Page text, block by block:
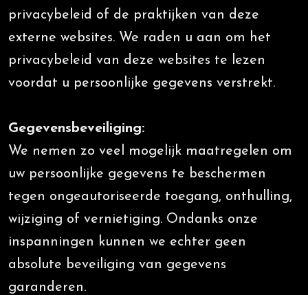
privacybeleid of de praktijken van deze
externe websites. We raden u aan om het
privacybeleid van deze websites te lezen
voordat u persoonlijke gegevens verstrekt.
Gegevensbeveiliging:
We nemen zo veel mogelijk maatregelen om
uw persoonlijke gegevens te beschermen
tegen ongeautoriseerde toegang, onthulling,
wijziging of vernietiging. Ondanks onze
inspanningen kunnen we echter geen
absolute beveiliging van gegevens
garanderen.